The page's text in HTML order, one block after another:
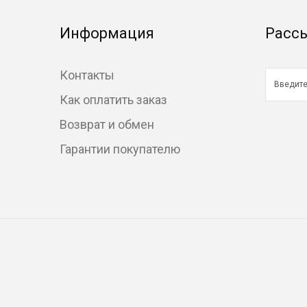
Информация
Контакты
Как оплатить заказ
Возврат и обмен
Гарантии покупателю